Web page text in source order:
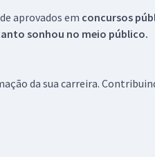
aprovados em concursos
sonhou no meio público.
da sua carreira.